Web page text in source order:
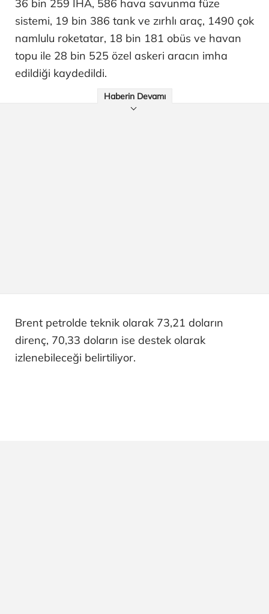
36 bin 259 İHA, 586 hava savunma füze
sistemi, 19 bin 386 tank ve zırhlı araç, 1490 çok
namlulu roketatar, 18 bin 181 obüs ve havan
topu ile 28 bin 525 özel askeri aracın imha
edildiği kaydedildi.
Haberin Devamı
Brent petrolde teknik olarak 73,21 doların
direnç, 70,33 doların ise destek olarak
izlenebileceği belirtiliyor.